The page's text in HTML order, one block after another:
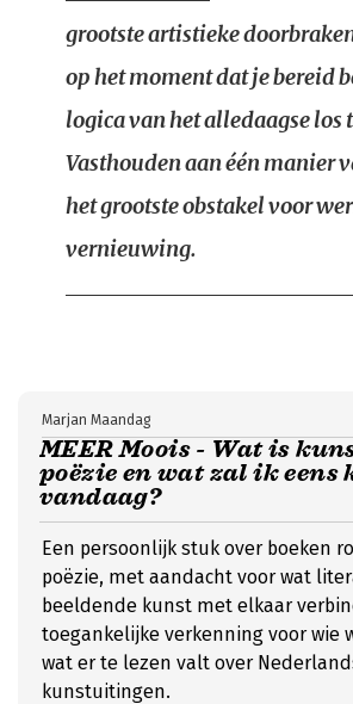
grootste artistieke
op het moment dat je bereid
logica van het alledaagse los
Vasthouden aan één manier
het grootste obstakel voor
vernieuwing.
MEER Moois - Wat is
poëzie en wat zal ik eens
vandaag?
Marjan Maandag
Een persoonlijk stuk over boeken
poëzie, met aandacht voor wat
beeldende kunst met elkaar
toegankelijke verkenning voor wie
wat er te lezen valt over
kunstuitingen.